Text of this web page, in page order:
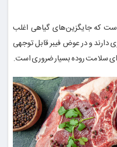
که جایگزین‌های گیاهی اغلب
دارند و در عوض فیبر قابل توجهی
سلامت روده بسیار ضروری است.